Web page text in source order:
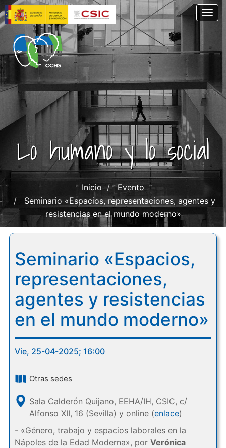
Pasar
al
contenido
principal
Lo humano y lo social
Inicio
Evento
Seminario «Espacios, representaciones, agentes y
resistencias en el mundo moderno»
Seminario «Espacios,
representaciones,
agentes y resistencias
en el mundo moderno»
Vie, 25-04-2025; 16:00
Otras sedes
Sala Calderón Quijano, EEHA/IH, CSIC, c/
Alfonso XII, 16 (Sevilla) y online (enlace)
- «Género, trabajo y espacios laborales en la
Nápoles de la Edad Moderna», por Verónica